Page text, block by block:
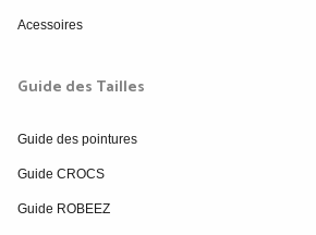
Acessoires
Guide des Tailles
Guide des pointures
Guide CROCS
Guide ROBEEZ